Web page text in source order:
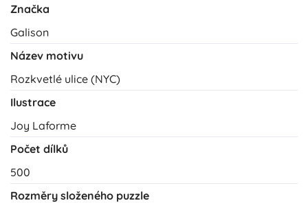
Značka
Galison
Název motivu
Rozkvetlé ulice (NYC)
Ilustrace
Joy Laforme
Počet dílků
500
Rozměry složeného puzzle